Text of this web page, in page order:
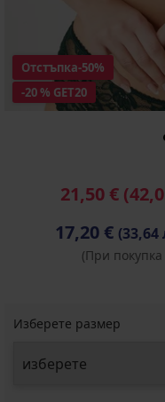
-20 % GET20
Отстъпка-50%
21,50 €
17,20 € (33,64
(При
Изберете размер